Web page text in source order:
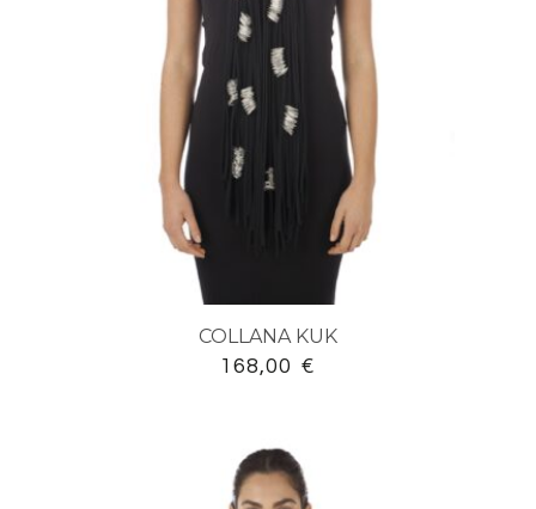
COLLANA KUK
168,00 €